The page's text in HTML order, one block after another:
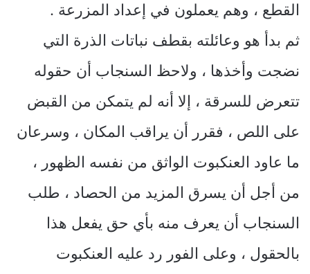
القطع ، وهم يعملون في إعداد المزرعة .
ثم بدأ هو وعائلته بقطف نباتات الذرة التي
نضجت وأخذها ، ولاحظ السنجاب أن حقوله
تتعرض للسرقة ، إلا أنه لم يتمكن من القبض
على اللص ، فقرر أن يراقب المكان ، وسرعان
ما عاود العنكبوت الواثق من نفسه الظهور ،
من أجل أن يسرق المزيد من الحصاد ، طلب
السنجاب أن يعرف منه بأي حق يفعل هذا
بالحقول ، وعلى الفور رد عليه العنكبوت